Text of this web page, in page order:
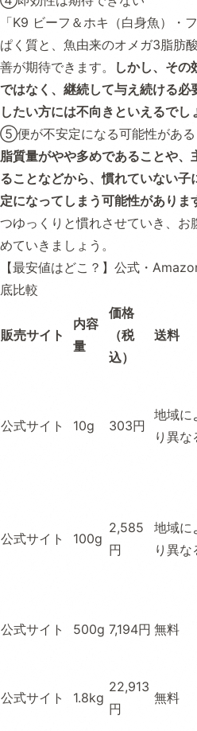
「K9 ビーフ＆ホキ（白身魚）・
ぱく質と、魚由来のオメガ3脂肪
善が期待できます。
しかし、その
ではなく、継続して与え続ける
したい方には不向きといえるでし
⑤便が不安定になる可能性がある
脂質量がやや多めであることや
ることなどから、慣れていない
定になってしまう可能性がありま
つゆっくりと慣れさせていき、お
めていきましょう。
【最安値はどこ？】公式・
底比較
販売サイト
内容
量
価格
（税
込）
送料
公式サイト 10g 303円
地域に
り異な
公式サイト 100g
2,585
円
地域に
り異な
公式サイト 500g 7,194円 無料
公式サイト 1.8kg
22,913
円
無料